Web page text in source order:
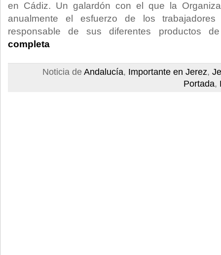
en Cádiz. Un galardón con el que la
anualmente el esfuerzo de los
responsable de sus diferentes productos
completa
Noticia de Andalucía, Importante en Jerez,
Portada,